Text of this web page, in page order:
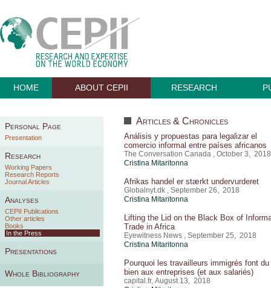
HOME ABOUT CEPII RESEARCH
Personal Page
Presentation
Research
Working Papers
Research Reports
Journal Articles
Analyses
CEPII Publications
Other articles
Books
In the Press
Presentations
Whole Bibliography
Articles & Chronicles
Análisis y propuestas para legalizar el
comercio informal entre países africanos
The Conversation Canada , October 3, 2018
Cristina Mitaritonna
Afrikas handel er stærkt undervurderet
Globalnyt.dk , September 26, 2018
Cristina Mitaritonna
Lifting the Lid on the Black Box of
Trade in Africa
Eyewitness News , September 25, 2018
Cristina Mitaritonna
Pourquoi les travailleurs immigrés font du
bien aux entreprises (et aux salariés)
capital.fr, August 13, 2018